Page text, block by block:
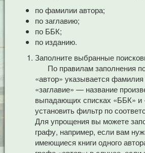
по фамилии автора;
по заглавию;
по ББК;
по изданию.
Заполните выбранные
По правилам заполнения
«автор» указывается
«заглавие» — название
выпадающих списках «ББК» и
установить фильтр по
Для упрощения вы можете
графу, например, если вам
имеющиеся книги одного